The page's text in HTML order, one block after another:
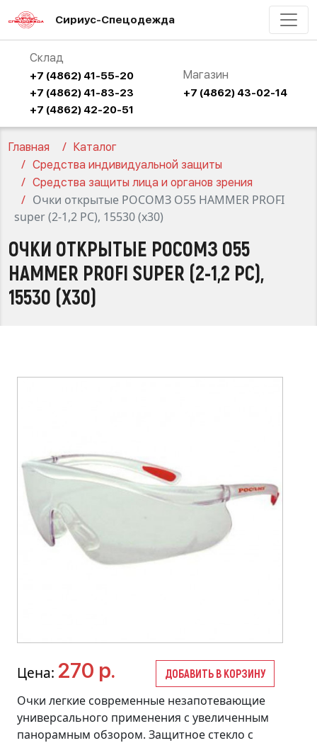
Сириус-Спецодежда
Склад
+7 (4862) 41-55-20
+7 (4862) 41-83-23
+7 (4862) 42-20-51
Магазин
+7 (4862) 43-02-14
Главная
Каталог
Средства индивидуальной защиты
Средства защиты лица и органов зрения
Очки открытые РОСОМЗ О55 HAMMER PROFI
super (2-1,2 PC), 15530 (х30)
ОЧКИ ОТКРЫТЫЕ РОСОМЗ О55
HAMMER PROFI SUPER (2-1,2 PC),
15530 (Х30)
Цена: 270 р. ДОБАВИТЬ В КОРЗИНУ
Очки легкие современные незапотевающие
универсального применения с увеличенным
панорамным обзором. Защитное стекло с